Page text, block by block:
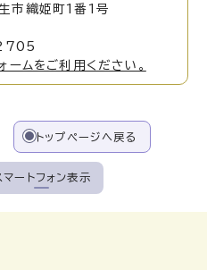
織姫町1番1号
ームをご利用ください。
トップページへ戻る
マートフォン表示